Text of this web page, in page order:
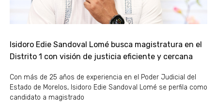
Isidoro Edie Sandoval Lomé busca magistratura en el
Distrito 1 con visión de justicia eficiente y cercana
Con más de 25 años de experiencia en el Poder Judicial del
Estado de Morelos, Isidoro Edie Sandoval Lomé se perfila como
candidato a magistrado